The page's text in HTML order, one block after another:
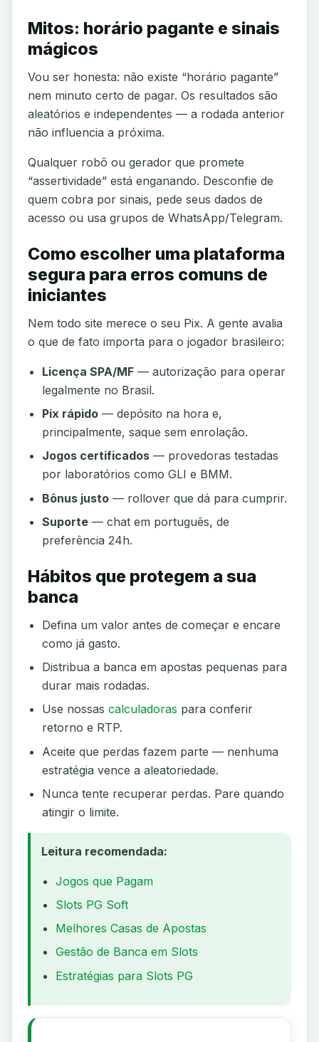
Mitos: horário pagante e sinais
mágicos
Vou ser honesta: não existe “horário pagante”
nem minuto certo de pagar. Os resultados são
aleatórios e independentes — a rodada anterior
não influencia a próxima.
Qualquer robô ou gerador que promete
“assertividade” está enganando. Desconfie de
quem cobra por sinais, pede seus dados de
acesso ou usa grupos de WhatsApp/Telegram.
Como escolher uma plataforma
segura para erros comuns de
iniciantes
Nem todo site merece o seu Pix. A gente avalia
o que de fato importa para o jogador brasileiro:
Licença SPA/MF — autorização para operar
legalmente no Brasil.
Pix rápido — depósito na hora e,
principalmente, saque sem enrolação.
Jogos certificados — provedoras testadas
por laboratórios como GLI e BMM.
Bônus justo — rollover que dá para cumprir.
Suporte — chat em português, de
preferência 24h.
Hábitos que protegem a sua
banca
Defina um valor antes de começar e encare
como já gasto.
Distribua a banca em apostas pequenas para
durar mais rodadas.
Use nossas calculadoras para conferir
retorno e RTP.
Aceite que perdas fazem parte — nenhuma
estratégia vence a aleatoriedade.
Nunca tente recuperar perdas. Pare quando
atingir o limite.
Leitura recomendada:
Jogos que Pagam
Slots PG Soft
Melhores Casas de Apostas
Gestão de Banca em Slots
Estratégias para Slots PG